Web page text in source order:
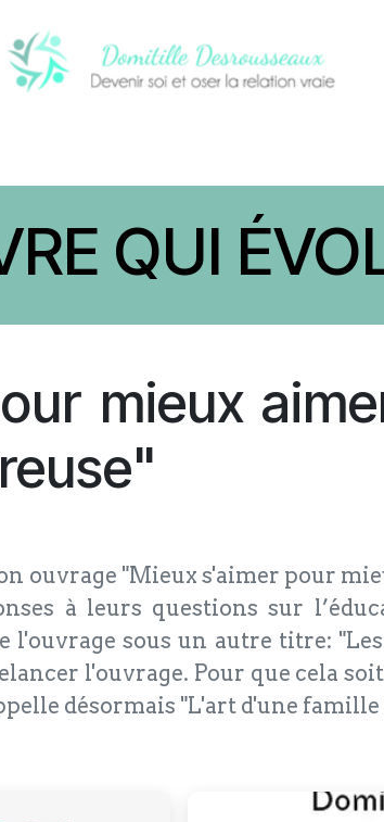
QUI
mieux
ouvrage "Mieux s'aimer pour
à leurs questions sur
l'ouvrage sous un autre titre:
l'ouvrage. Pour que cela
désormais "L'art d'une